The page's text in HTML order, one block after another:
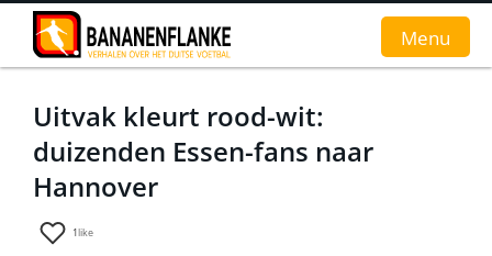
Home
Nieuws
Interviews
Menu
Uitvak kleurt rood-wit:
duizenden Essen-fans naar
Hannover
1like